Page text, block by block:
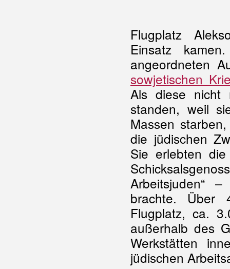
Flugplatz
Einsatz
angeordneten
sowjetischen
Als diese nicht
standen, weil
Massen
die jüdischen
Sie erlebten die
Arbeitsjuden“
brachte. Über
Flugplatz, ca.
außerhalb des
Werkstätten
jüdischen